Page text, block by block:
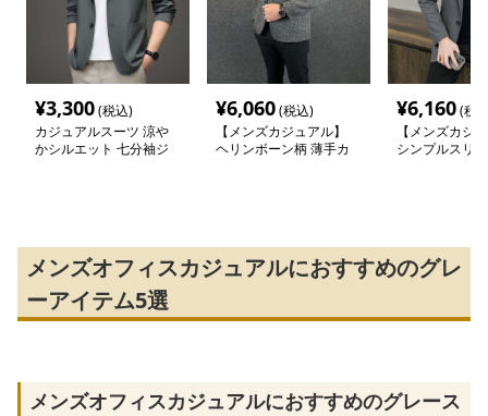
¥3,300(税込)
カジュアルスーツ 涼や
かシルエット 七分袖ジ
¥6,060(税込)
【メンズカジュアル】
ヘリンボーン柄 薄手カ
¥6,160(税
【メンズカジ
シンプルスリ
メンズオフィスカジュアルにおすすめのグレ
ーアイテム5選
メンズオフィスカジュアルにおすすめのグレース